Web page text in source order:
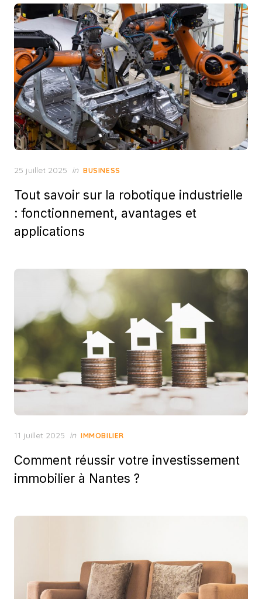
Posted
25 juillet 2025 in BUSINESS
Tout savoir sur la robotique industrielle
: fonctionnement, avantages et
applications
Posted
11 juillet 2025 in IMMOBILIER
Comment réussir votre investissement
immobilier à Nantes ?